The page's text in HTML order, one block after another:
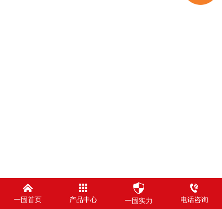
一固首页 产品中心 一固实力 电话咨询